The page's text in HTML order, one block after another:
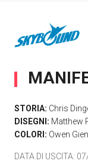
STORIA: Chris
DISEGNI: Matthew
COLORI: Owen
DATA DI USCITA: